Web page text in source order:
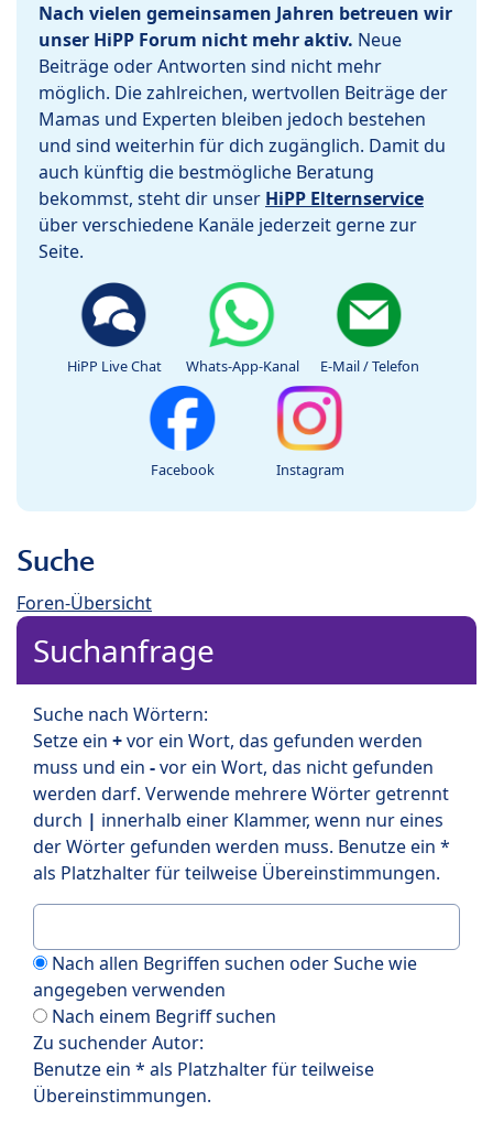
Nach vielen gemeinsamen Jahren betreuen wir
unser HiPP Forum nicht mehr aktiv. Neue
Beiträge oder Antworten sind nicht mehr
möglich. Die zahlreichen, wertvollen Beiträge der
Mamas und Experten bleiben jedoch bestehen
und sind weiterhin für dich zugänglich. Damit du
auch künftig die bestmögliche Beratung
bekommst, steht dir unser HiPP Elternservice
über verschiedene Kanäle jederzeit gerne zur
Seite.
HiPP Live Chat Whats-App-Kanal E-Mail / Telefon
Facebook Instagram
Suche
Foren-Übersicht
Suchanfrage
Suche nach Wörtern:
Setze ein +vor ein Wort, das gefunden werden
muss und ein -vor ein Wort, das nicht gefunden
werden darf. Verwende mehrere Wörter getrennt
durch | innerhalb einer Klammer, wenn nur eines
der Wörter gefunden werden muss. Benutze ein *
als Platzhalter für teilweise Übereinstimmungen.
Nach allen Begriffen suchen oder Suche wie
angegeben verwenden
Nach einem Begriff suchen
Zu suchender Autor:
Benutze ein * als Platzhalter für teilweise
Übereinstimmungen.